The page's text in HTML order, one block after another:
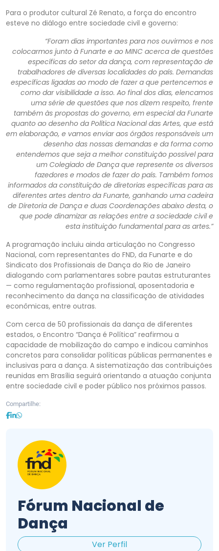
Para o produtor cultural Zé Renato, a força do encontro
esteve no diálogo entre sociedade civil e governo:
“Foram dias importantes para nos ouvirmos e nos
colocarmos junto à Funarte e ao MINC acerca de questões
específicas do setor da dança, com representação de
trabalhadores de diversas localidades do país. Demandas
específicas ligadas ao modo de fazer a que pertencemos e
como dar visibilidade a isso. Ao final dos dias, elencamos
uma série de questões que nos dizem respeito, frente
também às propostas do governo, em especial da Funarte
quanto ao desenho da Política Nacional das Artes, que está
em elaboração, e vamos enviar aos órgãos responsáveis um
desenho das nossas demandas e da forma como
entendemos que seja a melhor constituição possível para
um Colegiado de Dança que represente os diversos
fazedores e modos de fazer do país. Também fomos
informados da constituição de diretorias específicas para as
diferentes artes dentro da Funarte, ganhando uma cadeira
de Diretoria de Dança e duas Coordenações abaixo desta, o
que pode dinamizar as relações entre a sociedade civil e
esta instituição fundamental para as artes.”
A programação incluiu ainda articulação no Congresso
Nacional, com representantes do FND, da Funarte e do
Sindicato dos Profissionais de Dança do Rio de Janeiro
dialogando com parlamentares sobre pautas estruturantes
— como regulamentação profissional, aposentadoria e
reconhecimento da dança na classificação de atividades
econômicas, entre outras.
Com cerca de 50 profissionais da dança de diferentes
estados, o Encontro “Dança é Política” reafirmou a
capacidade de mobilização do campo e indicou caminhos
concretos para consolidar políticas públicas permanentes e
inclusivas para a dança. A sistematização das contribuições
reunidas em Brasília seguirá orientando a atuação conjunta
entre sociedade civil e poder público nos próximos passos.
Compartilhe:
Fórum Nacional de
Dança
Ver Perfil